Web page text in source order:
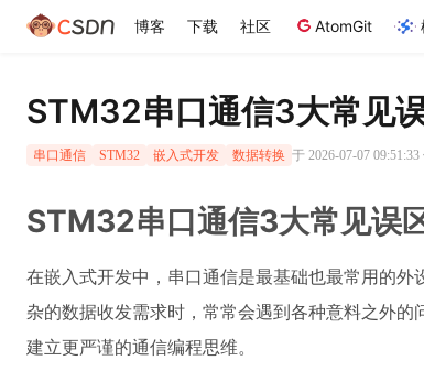
博客 下载 社区 AtomGit
STM32串口通信3大常见
串口通信 STM32 嵌入式开发 数据转换 于 2026-07-07 09:51:33
STM32串口通信3大常见误
在嵌入式开发中，串口通信是最基础也最常用的
杂的数据收发需求时，常常会遇到各种意料之外
建立更严谨的通信编程思维。